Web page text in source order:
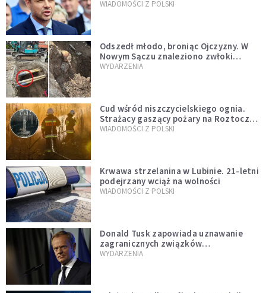
jednopłciowych. “Tak jak
WIADOMOŚCI Z POLSKI
Odszedł młodo, broniąc Ojczyzny. W
Nowym Sączu znaleziono zwłoki
mężczyzny z czasów potopu
WYDARZENIA
Cud wśród niszczycielskiego ognia.
Strażacy gaszący pożary na Roztoczu
opublikowali niezwykłe zdjęcie
WIADOMOŚCI Z POLSKI
Krwawa strzelanina w Lubinie. 21-letni
podejrzany wciąż na wolności
WIADOMOŚCI Z POLSKI
Donald Tusk zapowiada uznawanie
zagranicznych związków
jednopłciowych. "Państwo oblało ten
WYDARZENIA